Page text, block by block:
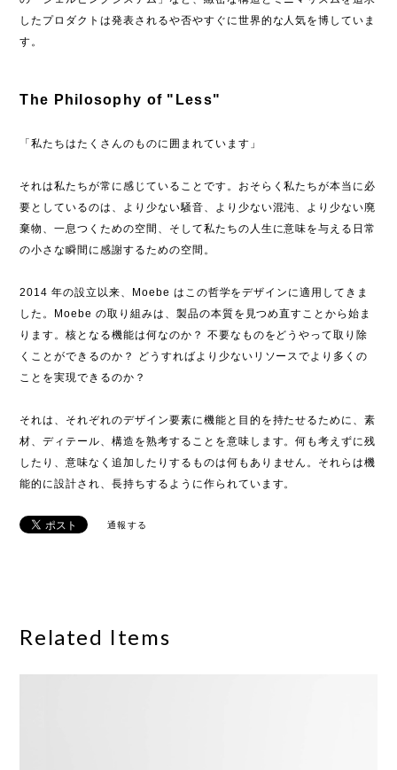
したプロダクトは発表されるや否やすぐに世界的な人気を博していま
す。
The Philosophy of "Less"
「私たちはたくさんのものに囲まれています」
それは私たちが常に感じていることです。おそらく私たちが本当に必
要としているのは、より少ない騒音、より少ない混沌、より少ない廃
棄物、一息つくための空間、そして私たちの人生に意味を与える日常
の小さな瞬間に感謝するための空間。
2014 年の設立以来、Moebe はこの哲学をデザインに適用してきま
した。Moebe の取り組みは、製品の本質を見つめ直すことから始ま
ります。核となる機能は何なのか？ 不要なものをどうやって取り除
くことができるのか？ どうすればより少ないリソースでより多くの
ことを実現できるのか？
それは、それぞれのデザイン要素に機能と目的を持たせるために、素
材、ディテール、構造を熟考することを意味します。何も考えずに残
したり、意味なく追加したりするものは何もありません。それらは機
能的に設計され、長持ちするように作られています。
通報する
Related Items